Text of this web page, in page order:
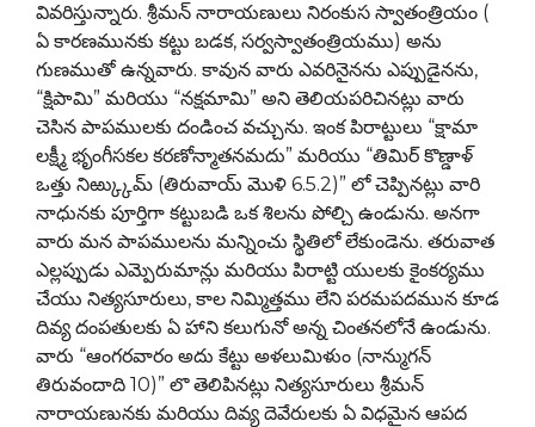
వివరిస్తున్నారు. శ్రీమన్ నారాయణులు నిరంకుస స్వాతంత్రియం (
ఏ కారణమునకు కట్టు బడక, సర్వస్వాతంత్రియము) అను
గుణముతో ఉన్నవారు. కావున వారు ఎవరినైనను ఎప్పుడైనను,
“క్షిపామి” మరియు “నక్షమామి” అని తెలియపరిచినట్లు వారు
చెసిన పాపములకు దండించ వచ్చును. ఇంక పిరాట్టులు “క్షామా
లక్ష్మీ భృంగీసకల కరణోన్మాతనమదు” మరియు “తిమిర్ కొణ్డాళ్
ఒత్తు నిఱ్క్కుమ్ (తిరువాయ్ మొళి 6.5.2)” లో చెప్పినట్లు వారి
నాధునకు పూర్తిగా కట్టుబడి ఒక శిలను పోల్చి ఉండును. అనగా
వారు మన పాపములను మన్నించు స్థితిలో లేకుండెను. తరువాత
ఎల్లప్పుడు ఎమ్పెరుమాన్లు మరియు పిరాట్టి యులకు కైంకర్యము
చేయు నిత్యసూరులు, కాల నిమ్మిత్తము లేని పరమపదమున కూడ
దివ్య దంపతులకు ఏ హాని కలుగునో అన్న చింతనలోనే ఉండును.
వారు “ఆంగరవారం అదు కేట్టు అళలుమిళుం (నాన్ముగన్
తిరువందాది 10)” లొ తెలిపినట్లు నిత్యసూరులు శ్రీమన్
నారాయణునకు మరియు దివ్య దెవేరులకు ఏ విధమైన ఆపద